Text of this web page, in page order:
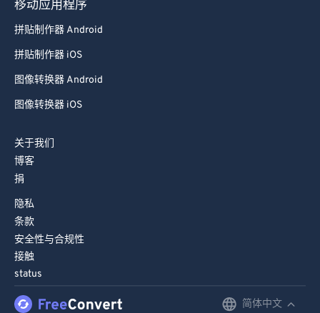
移动应用程序
拼贴制作器 Android
拼贴制作器 iOS
图像转换器 Android
图像转换器 iOS
关于我们
博客
捐
隐私
条款
安全性与合规性
接触
status
简体中文